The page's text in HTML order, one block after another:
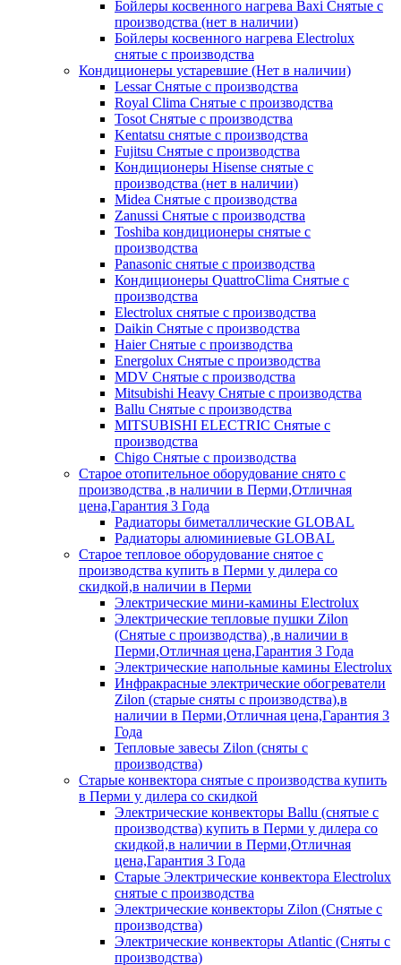
Бойлеры косвенного нагрева Baxi Снятые с
производства (нет в наличии)
Бойлеры косвенного нагрева Electrolux
снятые с производства
Кондиционеры устаревшие (Нет в наличии)
Lessar Снятые с производства
Royal Clima Снятые с производства
Tosot Снятые с производства
Kentatsu снятые с производства
Fujitsu Снятые с производства
Кондиционеры Hisense снятые с
производства (нет в наличии)
Midea Снятые с производства
Zanussi Снятые с производства
Toshiba кондиционеры снятые с
производства
Panasonic снятые с производства
Кондиционеры QuattroClima Снятые с
производства
Electrolux снятые с производства
Daikin Снятые с производства
Haier Снятые с производства
Energolux Снятые с производства
MDV Снятые с производства
Mitsubishi Heavy Снятые с производства
Ballu Снятые с производства
MITSUBISHI ELECTRIC Снятые с
производства
Chigo Снятые с производства
Старое отопительное оборудование снято с
производства ,в наличии в Перми,Отличная
цена,Гарантия 3 Года
Радиаторы биметаллические GLOBAL
Радиаторы алюминиевые GLOBAL
Старое тепловое оборудование снятое с
производства купить в Перми у дилера со
скидкой,в наличии в Перми
Электрические мини-камины Electrolux
Электрические тепловые пушки Zilon
(Снятые с производства) ,в наличии в
Перми,Отличная цена,Гарантия 3 Года
Электрические напольные камины Electrolux
Инфракрасные электрические обогреватели
Zilon (старые сняты с производства),в
наличии в Перми,Отличная цена,Гарантия 3
Года
Тепловые завесы Zilon (сняты с
производства)
Старые конвектора снятые с производства купить
в Перми у дилера со скидкой
Электрические конвекторы Ballu (снятые с
производства) купить в Перми у дилера со
скидкой,в наличии в Перми,Отличная
цена,Гарантия 3 Года
Старые Электрические конвектора Electrolux
снятые с производства
Электрические конвекторы Zilon (Снятые с
производства)
Электрические конвекторы Atlantic (Сняты с
производства)